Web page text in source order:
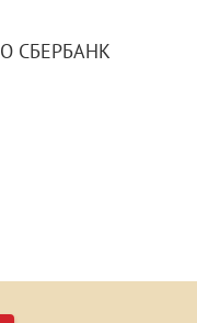
СБЕРБАНК